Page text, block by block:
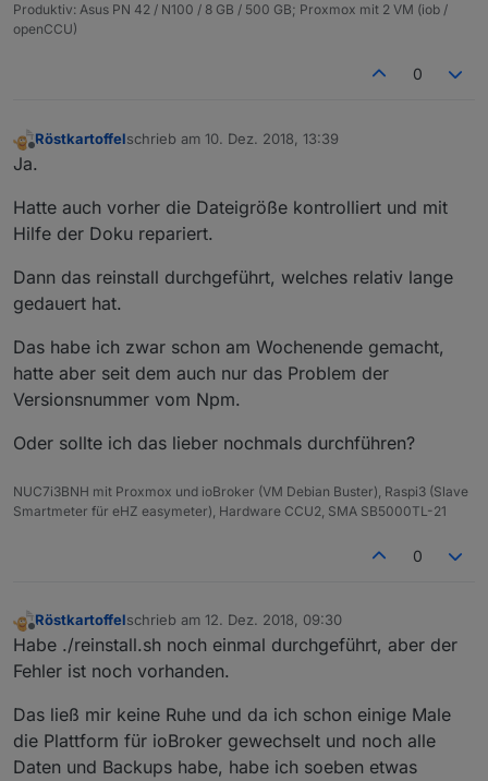
Produktiv: Asus PN 42 / N100 / 8 GB / 500 GB; Proxmox mit 2 VM (iob /
openCCU)
0
Offline
Röstkartoffelschrieb am 10. Dez. 2018, 13:39
zuletzt editiert von
Ja.
Hatte auch vorher die Dateigröße kontrolliert und mit
Hilfe der Doku repariert.
Dann das reinstall durchgeführt, welches relativ lange
gedauert hat.
Das habe ich zwar schon am Wochenende gemacht,
hatte aber seit dem auch nur das Problem der
Versionsnummer vom Npm.
Oder sollte ich das lieber nochmals durchführen?
NUC7i3BNH mit Proxmox und ioBroker (VM Debian Buster), Raspi3 (Slave
Smartmeter für eHZ easymeter), Hardware CCU2, SMA SB5000TL-21
0
Offline
Röstkartoffelschrieb am 12. Dez. 2018, 09:30
zuletzt editiert von
Habe ./reinstall.sh noch einmal durchgeführt, aber der
Fehler ist noch vorhanden.
Das ließ mir keine Ruhe und da ich schon einige Male
die Plattform für ioBroker gewechselt und noch alle
Daten und Backups habe, habe ich soeben etwas